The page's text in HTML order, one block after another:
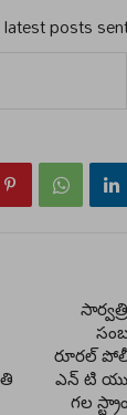
posts
రూరల్
ఎన్ టి
గల